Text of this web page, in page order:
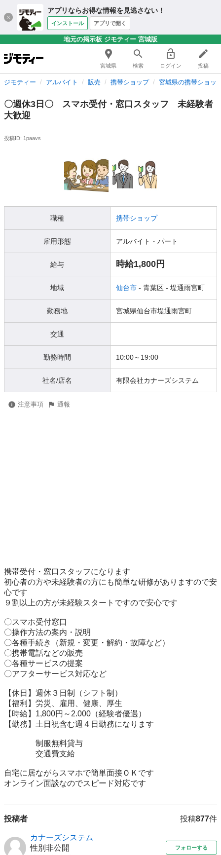
アプリならお得な情報を見逃さない！
インストール アプリで開く
地元の掲示板 ジモティー 宮城版
宮城県 検索 ログイン 投稿
ジモティー アルバイト 販売 携帯ショップ 宮城県の携帯ショッ
〇週休3日〇 スマホ受付・窓口スタッフ 未経験者
大歓迎
投稿ID: 1paavs
職種 携帯ショップ
雇用形態 アルバイト・パート
給与 時給1,800円
地域 仙台市 - 青葉区 - 堤通雨宮町
勤務地 宮城県仙台市堤通雨宮町
交通
勤務時間 10:00～19:00
社名/店名 有限会社カナーズシステム
注意事項 通報
携帯受付・窓口スタッフになります
初心者の方や未経験者の方にも簡単な研修がありますので安
心です
９割以上の方が未経験スタートですので安心です
〇スマホ受付窓口
〇操作方法の案内・説明
〇各種手続き（新規・変更・解約・故障など）
〇携帯電話などの販売
〇各種サービスの提案
〇アフターサービス対応など
【休日】週休３日制（シフト制）
【福利】労災、雇用、健康、厚生
【時給】1,800円～2.000（経験者優遇）
【勤務】土日祝含む週４日勤務になります
制服無料貸与
交通費支給
自宅に居ながらスマホで簡単面接ＯＫです
オンライン面談なのでスピード対応です
投稿者 投稿877件
カナーズシステム
性別非公開
フォローする